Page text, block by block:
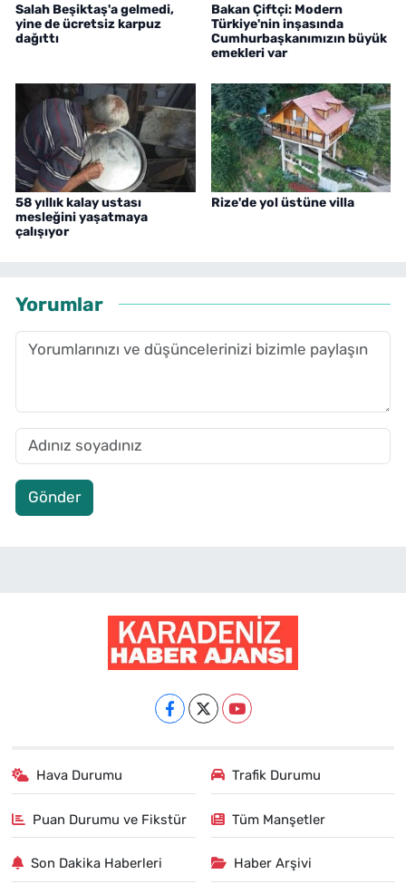
Salah Beşiktaş'a gelmedi,
yine de ücretsiz karpuz
dağıttı
Bakan Çiftçi: Modern
Türkiye'nin inşasında
Cumhurbaşkanımızın büyük
emekleri var
58 yıllık kalay ustası
mesleğini yaşatmaya
çalışıyor
Rize'de yol üstüne villa
Yorumlar
Gönder
Hava Durumu Trafik Durumu
Puan Durumu ve Fikstür Tüm Manşetler
Son Dakika Haberleri Haber Arşivi